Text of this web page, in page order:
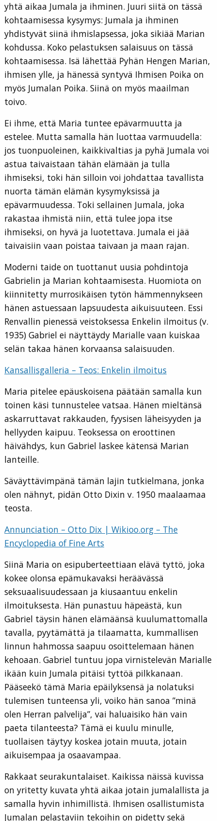
yhtä aikaa Jumala ja ihminen. Juuri siitä on tässä
kohtaamisessa kysymys: Jumala ja ihminen
yhdistyvät siinä ihmislapsessa, joka sikiää Marian
kohdussa. Koko pelastuksen salaisuus on tässä
kohtaamisessa. Isä lähettää Pyhän Hengen Marian,
ihmisen ylle, ja hänessä syntyvä Ihmisen Poika on
myös Jumalan Poika. Siinä on myös maailman
toivo.
Ei ihme, että Maria tuntee epävarmuutta ja
estelee. Mutta samalla hän luottaa varmuudella:
jos tuonpuoleinen, kaikkivaltias ja pyhä Jumala voi
astua taivaistaan tähän elämään ja tulla
ihmiseksi, toki hän silloin voi johdattaa tavallista
nuorta tämän elämän kysymyksissä ja
epävarmuudessa. Toki sellainen Jumala, joka
rakastaa ihmistä niin, että tulee jopa itse
ihmiseksi, on hyvä ja luotettava. Jumala ei jää
taivaisiin vaan poistaa taivaan ja maan rajan.
Moderni taide on tuottanut uusia pohdintoja
Gabrielin ja Marian kohtaamisesta. Huomiota on
kiinnitetty murrosikäisen tytön hämmennykseen
hänen astuessaan lapsuudesta aikuisuuteen. Essi
Renvallin pienessä veistoksessa Enkelin ilmoitus (v.
1935) Gabriel ei näyttäydy Marialle vaan kuiskaa
selän takaa hänen korvaansa salaisuuden.
Kansallisgalleria – Teos: Enkelin ilmoitus
Maria pitelee epäuskoisena päätään samalla kun
toinen käsi tunnustelee vatsaa. Hänen mieltänsä
askarruttavat rakkauden, fyysisen läheisyyden ja
hellyyden kaipuu. Teoksessa on eroottinen
häivähdys, kun Gabriel laskee kätensä Marian
lanteille.
Säväyttävimpänä tämän lajin tutkielmana, jonka
olen nähnyt, pidän Otto Dixin v. 1950 maalaamaa
teosta.
Annunciation – Otto Dix | Wikioo.org – The
Encyclopedia of Fine Arts
Siinä Maria on esipuberteettiaan elävä tyttö, joka
kokee olonsa epämukavaksi heräävässä
seksuaalisuudessaan ja kiusaantuu enkelin
ilmoituksesta. Hän punastuu häpeästä, kun
Gabriel täysin hänen elämäänsä kuulumattomalla
tavalla, pyytämättä ja tilaamatta, kummallisen
linnun hahmossa saapuu osoittelemaan hänen
kehoaan. Gabriel tuntuu jopa virnistelevän Marialle
ikään kuin Jumala pitäisi tyttöä pilkkanaan.
Pääseekö tämä Maria epäilyksensä ja nolatuksi
tulemisen tunteensa yli, voiko hän sanoa ”minä
olen Herran palvelija”, vai haluaisiko hän vain
paeta tilanteesta? Tämä ei kuulu minulle,
tuollaisen täytyy koskea jotain muuta, jotain
aikuisempaa ja osaavampaa.
Rakkaat seurakuntalaiset. Kaikissa näissä kuvissa
on yritetty kuvata yhtä aikaa jotain jumalallista ja
samalla hyvin inhimillistä. Ihmisen osallistumista
Jumalan pelastaviin tekoihin on pidetty sekä